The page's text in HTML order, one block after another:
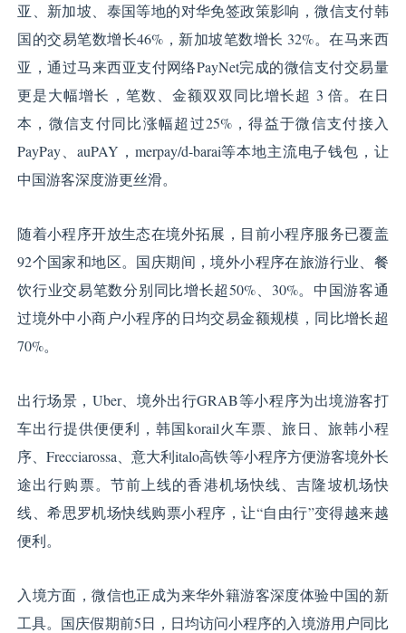
亚、新加坡、泰国等地的对华免签政策影响，微信支付韩
国的交易笔数增长46%，新加坡笔数增长 32%。在马来西
亚，通过马来西亚支付网络PayNet完成的微信支付交易量
更是大幅增长，笔数、金额双双同比增长超 3 倍。在日
本，微信支付同比涨幅超过25%，得益于微信支付接入
PayPay、auPAY，merpay/d-barai等本地主流电子钱包，让
中国游客深度游更丝滑。
随着小程序开放生态在境外拓展，目前小程序服务已覆盖
92个国家和地区。国庆期间，境外小程序在旅游行业、餐
饮行业交易笔数分别同比增长超50%、30%。中国游客通
过境外中小商户小程序的日均交易金额规模，同比增长超
70%。
出行场景，Uber、境外出行GRAB等小程序为出境游客打
车出行提供便便利，韩国korail火车票、旅日、旅韩小程
序、Frecciarossa、意大利italo高铁等小程序方便游客境外长
途出行购票。节前上线的香港机场快线、吉隆坡机场快
线、希思罗机场快线购票小程序，让“自由行”变得越来越
便利。
入境方面，微信也正成为来华外籍游客深度体验中国的新
工具。国庆假期前5日，日均访问小程序的入境游用户同比